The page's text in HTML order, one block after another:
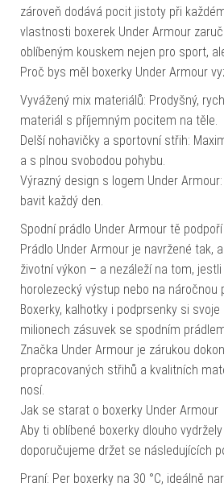
zároveň dodává pocit jistoty při
vlastnosti boxerek Under Armour
oblíbeným kouskem nejen pro sport,
Proč bys měl boxerky Under Armour
Vyvážený mix materiálů: Prodyšný,
materiál s příjemným pocitem na těle.
Delší nohavičky a sportovní střih:
a s plnou svobodou pohybu.
Výrazný design s logem Under
bavit každý den.
Spodní prádlo Under Armour tě
Prádlo Under Armour je navržené tak,
životní výkon – a nezáleží na tom,
horolezecký výstup nebo na náročnou
Boxerky, kalhotky i podprsenky si
milionech zásuvek se spodním
Značka Under Armour je zárukou
propracovaných střihů a kvalitních
nosí.
Jak se starat o boxerky Under Armour
Aby ti oblíbené boxerky dlouho
doporučujeme držet se následujících
Praní: Per boxerky na 30 °C, ideálně